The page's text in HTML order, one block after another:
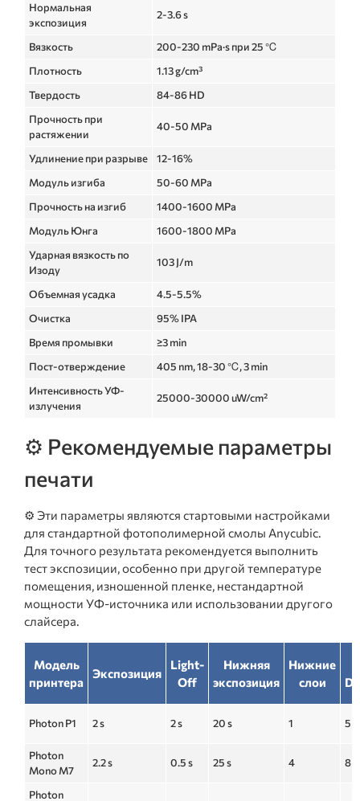
Нормальная
экспозиция
2-3.6 s
Вязкость
200-230 mPa·s при 25 ℃
Плотность
1.13 g/cm³
Твердость
84-86 HD
Прочность при
растяжении
40-50 MPa
Удлинение при разрыве
12-16%
Модуль изгиба
50-60 MPa
Прочность на изгиб
1400-1600 MPa
Модуль Юнга
1600-1800 MPa
Ударная вязкость по
Изоду
103 J/m
Объемная усадка
4.5-5.5%
Очистка
95% IPA
Время промывки
≥3 min
Пост-отверждение
405 nm, 18-30 ℃, 3 min
Интенсивность УФ-
излучения
25000-30000 uW/cm²
⚙️ Рекомендуемые параметры
печати
⚙️ Эти параметры являются стартовыми настройками
для стандартной фотополимерной смолы Anycubic.
Для точного результата рекомендуется выполнить
тест экспозиции, особенно при другой температуре
помещения, изношенной пленке, нестандартной
мощности УФ-источника или использовании другого
слайсера.
Модель
принтера
Экспозиция
Light-
Off
Нижняя
экспозиция
Нижние
слои
Photon P1 2 s 2 s 20 s 1 5
Photon
Mono M7
2.2 s 0.5 s 25 s 4 8
Photon